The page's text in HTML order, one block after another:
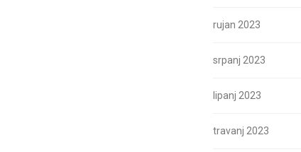
rujan 2023
srpanj 2023
lipanj 2023
travanj 2023